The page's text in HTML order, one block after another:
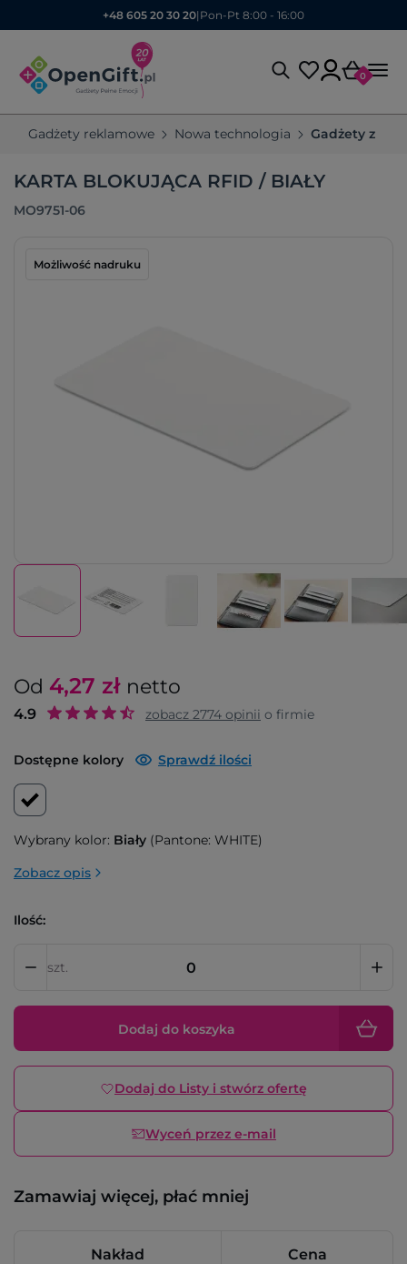
+48 605 20 30 20| Pon-Pt 8:00 - 16:00
0
Gadżety reklamowe Nowa technologia Gadżety z
KARTA BLOKUJĄCA RFID / BIAŁY
MO9751-06
Możliwość nadruku
Od 4,27 zł netto
4.9 zobacz 2774 opinii o firmie
Dostępne kolory Sprawdź ilości
Wybrany kolor: Biały (Pantone: WHITE)
Zobacz opis
Ilość:
szt.
Dodaj do koszyka
Dodaj do Listy i stwórz ofertę
Wyceń przez e-mail
Zamawiaj więcej, płać mniej
Nakład Cena